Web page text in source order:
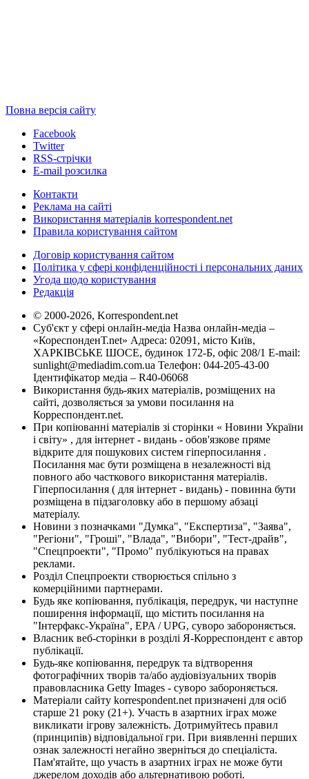
Повна версія сайту
Facebook
Twitter
RSS-стрічки
E-mail розсилка
Контакти
Реклама на сайті
Використання матеріалів korrespondent.net
Правила користування сайтом
Договір користування сайтом
Політика у сфері конфіденційності і персональних даних
Угода щодо користування
Редакція
© 2000-2026, Korrespondent.net
Суб'єкт у сфері онлайн-медіа Назва онлайн-медіа –
«КореспонденТ.net» Адреса: 02091, місто Київ,
ХАРКІВСЬКЕ ШОСЕ, будинок 172-Б, офіс 208/1 E-mail:
sunlight@mediadim.com.ua Телефон: 044-205-43-00
Ідентифікатор медіа – R40-06068
Використання будь-яких матеріалів, розміщених на
сайті, дозволяється за умови посилання на
Корреспондент.net.
При копіюванні матеріалів зі сторінки « Новини України
і світу» , для інтернет - видань - обов'язкове пряме
відкрите для пошукових систем гіперпосилання .
Посилання має бути розміщена в незалежності від
повного або часткового використання матеріалів.
Гіперпосилання ( для інтернет - видань) - повинна бути
розміщена в підзаголовку або в першому абзаці
матеріалу.
Новини з позначками "Думка", "Експертиза", "Заява",
"Регіони", "Гроші", "Влада", "Вибори", "Тест-драйв",
"Спецпроекти", "Промо" публікуються на правах
реклами.
Розділ Спецпроекти створюється спільно з
комерційними партнерами.
Будь яке копіювання, публікація, передрук, чи наступне
поширення інформації, що містить посилання на
"Інтерфакс-Україна", EPA / UPG, суворо забороняється.
Власник веб-сторінки в розділі Я-Корреспондент є автор
публікації.
Будь-яке копіювання, передрук та відтворення
фотографічних творів та/або аудіовізуальних творів
правовласника Getty Images - суворо забороняється.
Матеріали сайту korrespondent.net призначені для осіб
старше 21 року (21+). Участь в азартних іграх може
викликати ігрову залежність. Дотримуйтесь правил
(принципів) відповідальної гри. При виявленні перших
ознак залежності негайно зверніться до спеціаліста.
Пам'ятайте, що участь в азартних іграх не може бути
джерелом доходів або альтернативою роботі.